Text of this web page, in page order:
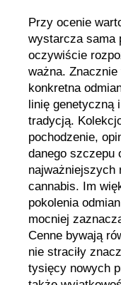
Przy ocenie
wystarcza sama
oczywiście
ważna.
konkretna
linię genetyczną
tradycją.
pochodzenie,
danego szczepu
najważniejszych
cannabis. Im
pokolenia
mocniej
Cenne bywają
nie straciły
tysięcy nowych